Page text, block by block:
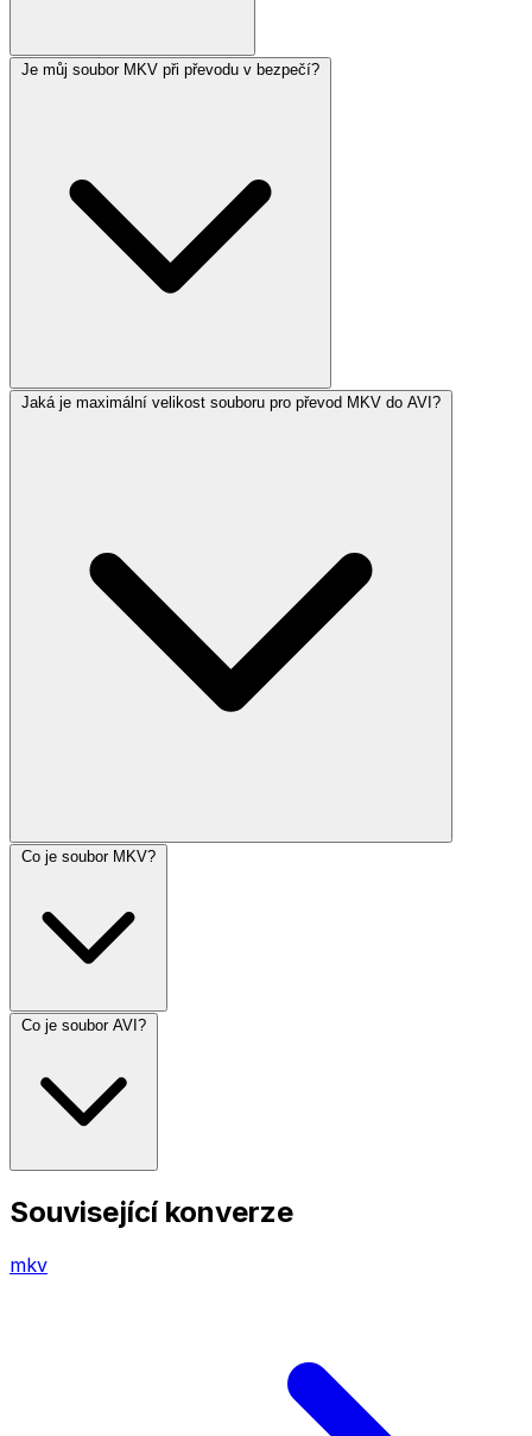
Je můj soubor MKV při převodu v bezpečí?
Jaká je maximální velikost souboru pro převod MKV do AVI?
Co je soubor MKV?
Co je soubor AVI?
Související konverze
mkv